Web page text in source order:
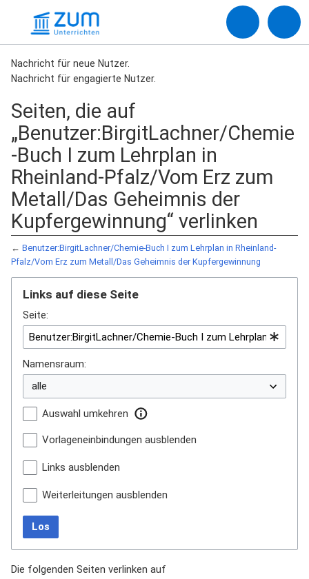
Nachricht für neue Nutzer.
Nachricht für engagierte Nutzer.
Seiten, die auf
„Benutzer:BirgitLachner/Chemie
-Buch I zum Lehrplan in
Rheinland-Pfalz/Vom Erz zum
Metall/Das Geheimnis der
Kupfergewinnung“ verlinken
← Benutzer:BirgitLachner/Chemie-Buch I zum Lehrplan in Rheinland-
Pfalz/Vom Erz zum Metall/Das Geheimnis der Kupfergewinnung
Links auf diese Seite
Seite:
Namensraum:
Auswahl umkehren
Vorlageneinbindungen ausblenden
Links ausblenden
Weiterleitungen ausblenden
Los
Die folgenden Seiten verlinken auf